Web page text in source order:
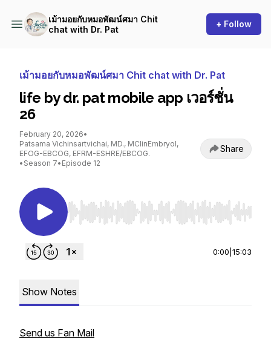
เม้ามอยกับหมอพัฒน์ศมา Chit
chat with Dr. Pat
+ Follow
เม้ามอยกับหมอพัฒน์ศมา Chit chat with Dr. Pat
life by dr. pat mobile app เวอร์ชั่น
26
February 20, 2026•
Patsama Vichinsartvichai, MD., MClinEmbryol,
EFOG-EBCOG, EFRM-ESHRE/EBCOG.
• Season 7• Episode 12
Share
Use Left/Right to seek, Home/End to jump to
0:00 15:03
Show Notes
Send us Fan Mail